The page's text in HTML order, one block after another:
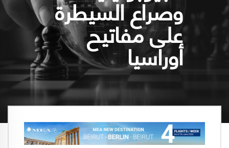
وصراع السيطرة
على مفاتيح
أوراسيا